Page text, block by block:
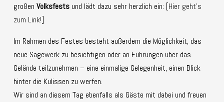
großen Volksfests und lädt dazu sehr herzlich ein: [Hier geht’s
zum Link!]
Im Rahmen des Festes besteht außerdem die Möglichkeit, das
neue Sägewerk zu besichtigen oder an Führungen über das
Gelände teilzunehmen – eine einmalige Gelegenheit, einen Blick
hinter die Kulissen zu werfen.
Wir sind an diesem Tag ebenfalls als Gäste mit dabei und freuen